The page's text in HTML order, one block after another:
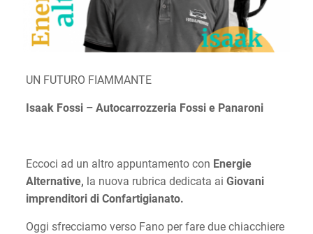
UN FUTURO FIAMMANTE
Isaak Fossi – Autocarrozzeria Fossi e Panaroni
Eccoci ad un altro appuntamento con Energie
Alternative, la nuova rubrica dedicata ai Giovani
imprenditori di Confartigianato.
Oggi sfrecciamo verso Fano per fare due chiacchiere